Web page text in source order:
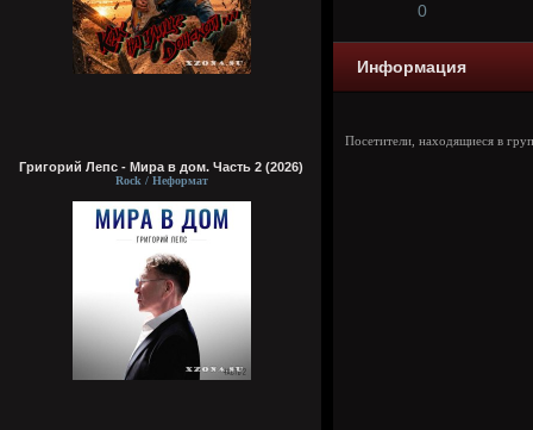
Григорий Лепс - Мира в дом. Часть 2 (2026)
Rock / Неформат
0
Информация
Посетители, находящиеся в